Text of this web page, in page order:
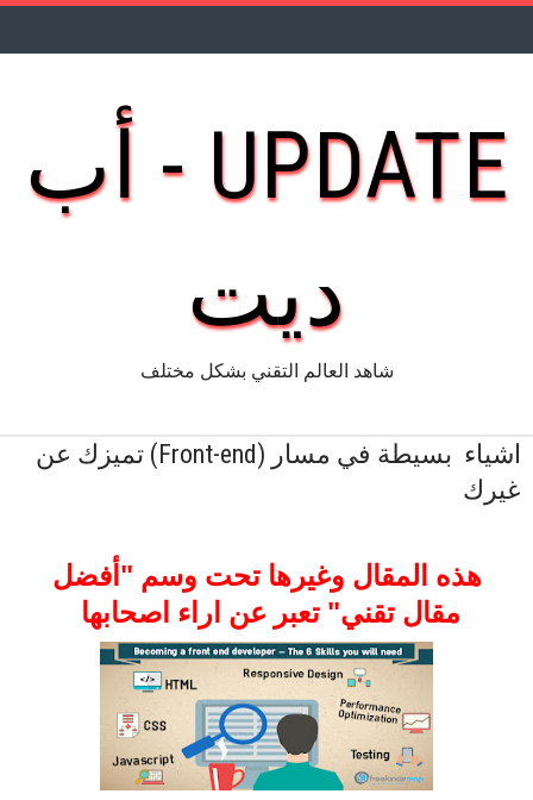
UPDATE - أب
ديت
شاهد العالم التقني بشكل مختلف
اشياء بسيطة في مسار (Front-end) تميزك عن
غيرك
هذه المقال وغيرها تحت وسم "أفضل
مقال تقني" تعبر عن اراء اصحابها